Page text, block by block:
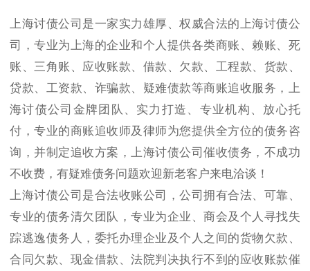
上海讨债公司是一家实力雄厚、权威合法的上海讨债公
司，专业为上海的企业和个人提供各类商账、赖账、死
账、三角账、应收账款、借款、欠款、工程款、货款、
贷款、工资款、诈骗款、疑难债款等商账追收服务，上
海讨债公司金牌团队、实力打造、专业机构、放心托
付，专业的商账追收师及律师为您提供全方位的债务咨
询，并制定追收方案，上海讨债公司催收债务，不成功
不收费，有疑难债务问题欢迎新老客户来电洽谈！
上海讨债公司是合法收账公司，公司拥有合法、可靠、
专业的债务清欠团队，专业为企业、商会及个人寻找失
踪逃逸债务人，委托办理企业及个人之间的货物欠款、
合同欠款、现金借款、法院判决执行不到的应收账款催